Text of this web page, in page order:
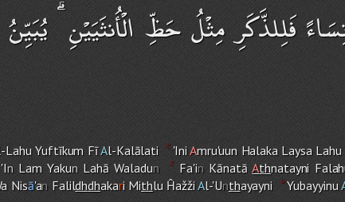
فَلِلذَّكَرِ مِثْلُ حَظِّ الْأُنثَيَيْنِ
LahuYuftīkum FīAl-Kalālati 'IniAmru'uun Halaka Laysa Lahu
nLamYakunLahā Waladun Fa'inKānatāAthnatayni
Nisā'an Falildhdhakari Mithlu ĤažžiAl-'Unthayayni Yubayyinu